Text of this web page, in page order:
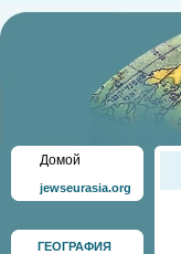
Домой
jewseurasia.org
ГЕОГРАФИЯ